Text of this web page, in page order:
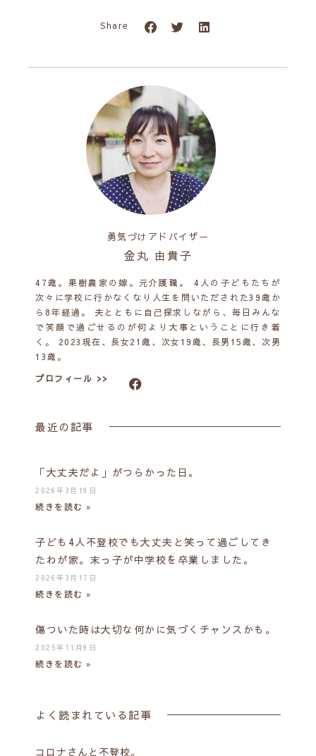
Share
勇気づけアドバイザー
金丸 由貴子
47歳。果樹農家の嫁。元介護職。 4人の子どもたちが
次々に学校に行かなくなり人生を問いただされた39歳か
ら8年経過。 夫とともに自己探求しながら、毎日みんな
で笑顔で過ごせるのが何より大事ということに行き着
く。 2023現在、長女21歳、次女19歳、長男15歳、次男
13歳。
プロフィール >>
最近の記事
「大丈夫だよ」がつらかった日。
2026年3月19日
続きを読む »
子ども4人不登校でも大丈夫と笑って過ごしてき
たわが家。末っ子が中学校を卒業しました。
2026年3月17日
続きを読む »
傷ついた時は大切な何かに気づくチャンスかも。
2025年11月9日
続きを読む »
よく読まれている記事
コロナさんと不登校。